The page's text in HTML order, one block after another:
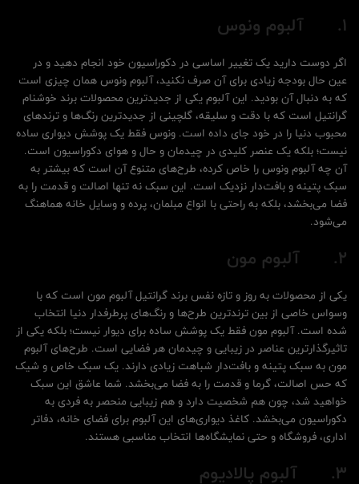
1. آلبوم ونوس
اگر دوست دارید یک تغییر اساسی در دکوراسیون خود انجام دهید و در
عین حال بودجه زیادی برای آن صرف نکنید، آلبوم ونوس همان چیزی است
که به دنبال آن بودید. این آلبوم یکی از جدیدترین محصولات برند خوشنام
گرانتیل است که با دقت و سلیقه، گلچینی از جدیدترین رنگ‌ها و ترندهای
محبوب دنیا را در خود جای داده است. ونوس فقط یک پوشش دیواری ساده
نیست؛ بلکه یک عنصر کلیدی در چیدمان و حال و هوای دکوراسیون است.
آن چه آلبوم ونوس را خاص کرده، طرح‌های متنوع آن است که بیشتر به
سبک پتینه و بافت‌دار نزدیک است. این سبک نه تنها اصالت و قدمت را به
فضا می‌بخشد، بلکه به راحتی با انواع مبلمان، پرده و وسایل خانه هماهنگ
می‌شود.
2. آلبوم مون
یکی از محصولات به روز و تازه نفس برند گرانتیل آلبوم مون است که با
وسواس خاصی از بین ترندترین طرح‌ها و رنگ‌های پرطرفدار دنیا انتخاب
شده است. آلبوم مون فقط یک پوشش ساده برای دیوار نیست؛ بلکه یکی از
تاثیرگذارترین عناصر در زیبایی و چیدمان هر فضایی است. طرح‌های آلبوم
مون به سبک پتینه و بافت‌دار شباهت زیادی دارند. یک سبک خاص و شیک
که حس اصالت، گرما و قدمت را به فضا می‌بخشد. شما عاشق این سبک
خواهید شد، چون هم شخصیت دارد و هم زیبایی منحصر به فردی به
دکوراسیون می‌بخشد. کاغذ دیواری‌های این آلبوم برای فضای خانه، دفاتر
اداری، فروشگاه و حتی نمایشگاه‌ها انتخاب مناسبی هستند.
3. آلبوم پالادیوم